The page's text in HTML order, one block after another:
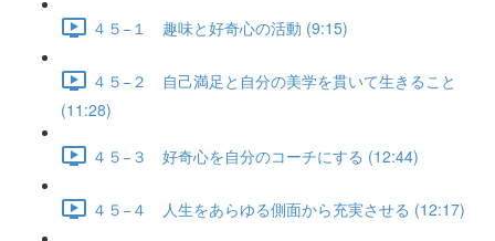
４５−１ 趣味と好奇心の活動 (9:15)
４５−２ 自己満足と自分の美学を貫いて生きること
(11:28)
４５−３ 好奇心を自分のコーチにする (12:44)
４５−４ 人生をあらゆる側面から充実させる (12:17)